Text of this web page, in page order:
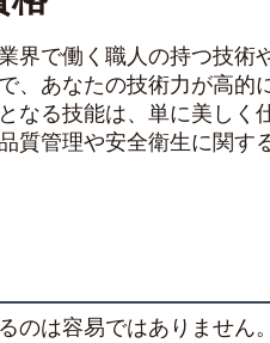
界で働く職人の持つ技術
、あなたの技術力が高的
なる技能は、単に美しく
質管理や安全衛生に関す
のは容易ではありません。